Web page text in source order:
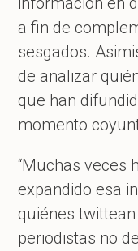
a fin de
sesgados.
de analizar
que han
momento
“Muchas veces
expandido esa
quiénes
periodistas no